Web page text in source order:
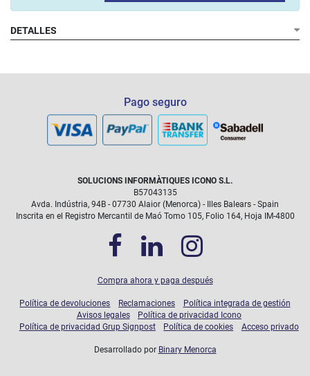
DETALLES
Pago seguro
SOLUCIONS INFORMÀTIQUES ICONO S.L.
B57043135
Avda. Indústria, 94B - 07730 Alaior (Menorca) - Illes Balears - Spain
Inscrita en el Registro Mercantil de Maó Tomo 105, Folio 164, Hoja IM-4800
Compra ahora y paga después
Política de devoluciones Reclamaciones
Política integrada de gestión
Avisos legales
Política de privacidad Icono
Política de privacidad Grup Signpost
Política de cookies Acceso privado
Desarrollado por Binary Menorca